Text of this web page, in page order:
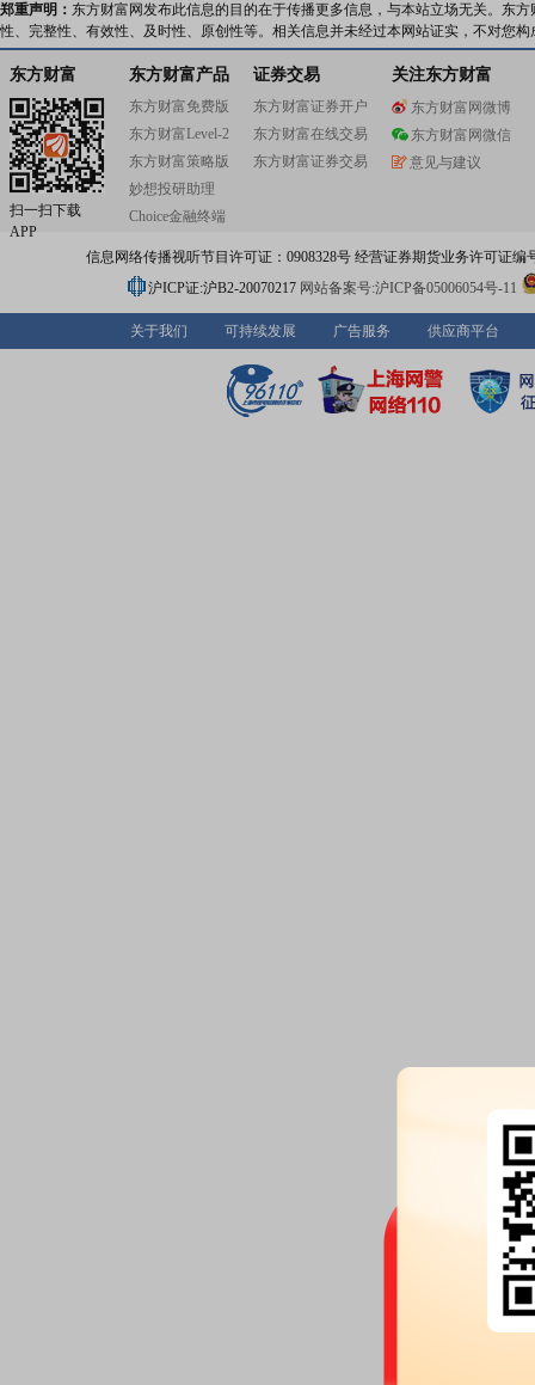
郑重声明： 东方财富网发布此信息的目的在于传播更多信息，与本站立场无关。东
性、完整性、有效性、及时性、原创性等。相关信息并未经过本网站证实，不对您
东方财富
扫一扫下载
APP
东方财富产品
东方财富免费版
东方财富Level-2
东方财富策略版
妙想投研助理
Choice金融终端
证券交易
东方财富证券开户
东方财富在线交易
东方财富证券交易
关注东方财富
东方财富网微博
东方财富网微信
意见与建议
信息网络传播视听节目许可证：0908328号 经营证券期货业务许可证编
沪ICP证:沪B2-20070217 网站备案号:沪ICP备05006054号-11
关于我们 可持续发展 广告服务 供应商平台